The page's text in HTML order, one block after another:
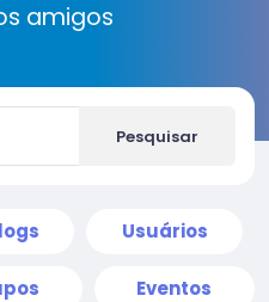
amigos
Pesquisar
Usuários
Eventos